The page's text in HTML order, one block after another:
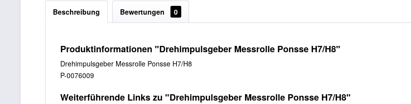
Beschreibung Bewertungen 0
Produktinformationen "Drehimpulsgeber Messrolle Ponsse H7/H8"
Drehimpulsgeber Messrolle Ponsse H7/H8
P-0076009
Weiterführende Links zu "Drehimpulsgeber Messrolle Ponsse H7/H8"